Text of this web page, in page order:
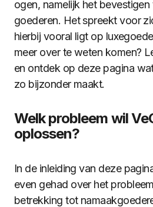
ogen, namelijk het
goederen. Het spreekt voor
hierbij vooral ligt op
meer over te weten komen?
en ontdek op deze pagina
zo bijzonder maakt.
Welk probleem wil
oplossen?
In de inleiding van deze
even gehad over het
betrekking tot